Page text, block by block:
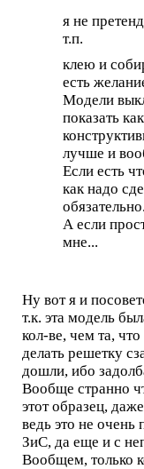
я не
т.п.
клею и
есть
Модели
показать
лучше и
Если есть
как надо
обязательно.
А если
мне...
Ну вот я и
т.к. эта модель
кол-ве, чем та,
делать решетку
дошли, ибо
Вообще странно
этот образец,
ведь это не
ЗиС, да еще и с
Вообщем, только